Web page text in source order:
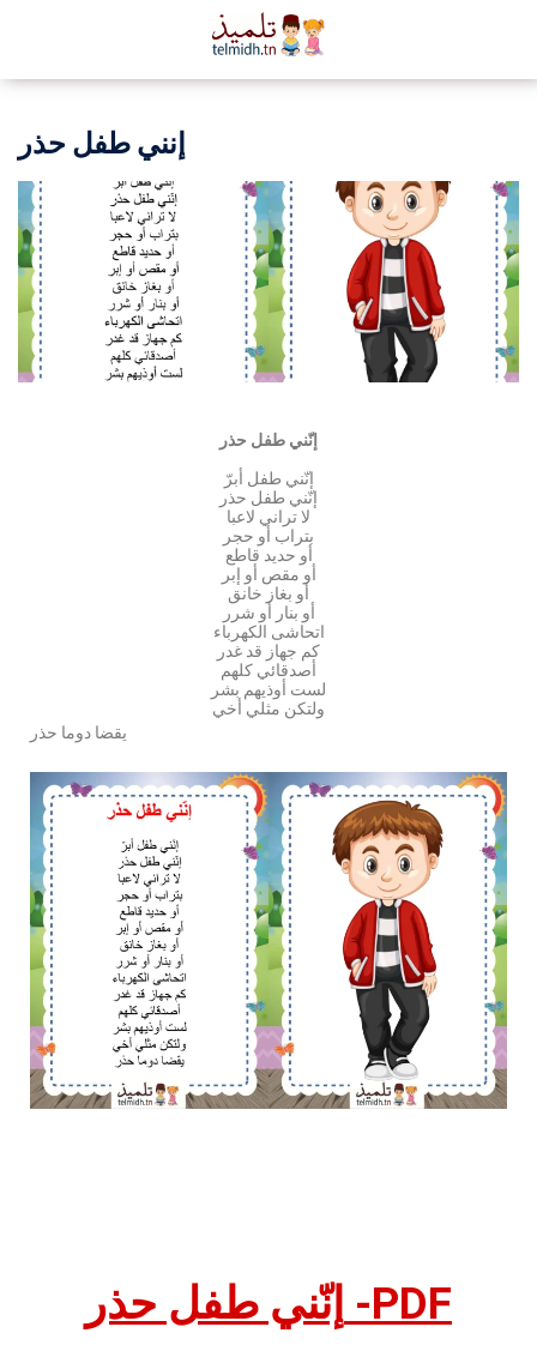
إنني طفل حذر
إنّني طفل حذر
إنّني طفل أبرّ
إنّني طفل حذر
لا تراني لاعبا
بتراب أو حجر
أو حديد قاطع
أو مقص أو إبر
أو بغاز خانق
أو بنار أو شرر
اتحاشى الكهرباء
كم جهاز قد غدر
أصدقائي كلهم
لست أوذيهم بشر
ولتكن مثلي أخي
يقضا دوما حذر
إنّني طفل حذر -PDF